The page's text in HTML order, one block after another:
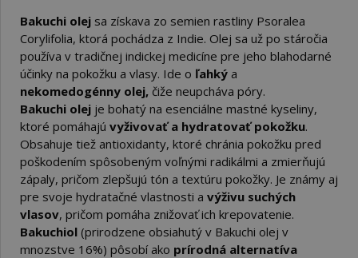
Bakuchi olej sa získava zo semien rastliny Psoralea
Corylifolia, ktorá pochádza z Indie. Olej sa už po stáročia
používa v tradičnej indickej medicíne pre jeho blahodarné
účinky na pokožku a vlasy. Ide o ľahký a
nekomedogénny olej, čiže neupcháva póry.
Bakuchi olej je bohatý na esenciálne mastné kyseliny,
ktoré pomáhajú vyživovať a hydratovať pokožku.
Obsahuje tiež antioxidanty, ktoré chránia pokožku pred
poškodením spôsobeným voľnými radikálmi a zmierňujú
zápaly, pričom zlepšujú tón a textúru pokožky. Je známy aj
pre svoje hydratačné vlastnosti a výživu suchých
vlasov, pričom pomáha znižovať ich krepovatenie.
Bakuchiol (prirodzene obsiahutý v Bakuchi olej v
mnozstve 16%) pôsobí ako prírodná alternatíva